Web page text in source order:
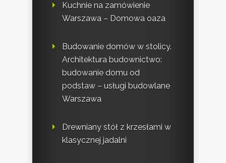
Kuchnie na zamówienie
Warszawa – Domowa oaza
Budowanie domów w stolicy.
Architektura budownictwo:
budowanie domu od
podstaw – usługi budowlane
Warszawa
Drewniany stół z krzesłami w
klasycznej jadalni